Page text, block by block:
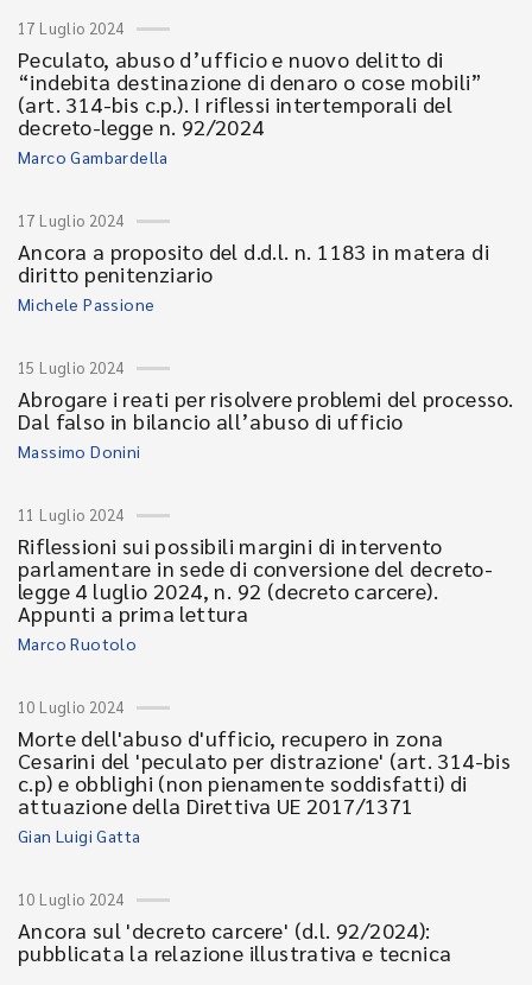
17 Luglio 2024
Peculato, abuso d’ufficio e nuovo delitto di
“indebita destinazione di denaro o cose mobili”
(art. 314-bis c.p.). I riflessi intertemporali del
decreto-legge n. 92/2024
Marco Gambardella
17 Luglio 2024
Ancora a proposito del d.d.l. n. 1183 in matera di
diritto penitenziario
Michele Passione
15 Luglio 2024
Abrogare i reati per risolvere problemi del processo.
Dal falso in bilancio all’abuso di ufficio
Massimo Donini
11 Luglio 2024
Riflessioni sui possibili margini di intervento
parlamentare in sede di conversione del decreto-
legge 4 luglio 2024, n. 92 (decreto carcere).
Appunti a prima lettura
Marco Ruotolo
10 Luglio 2024
Morte dell'abuso d'ufficio, recupero in zona
Cesarini del 'peculato per distrazione' (art. 314-bis
c.p) e obblighi (non pienamente soddisfatti) di
attuazione della Direttiva UE 2017/1371
Gian Luigi Gatta
10 Luglio 2024
Ancora sul 'decreto carcere' (d.l. 92/2024):
pubblicata la relazione illustrativa e tecnica